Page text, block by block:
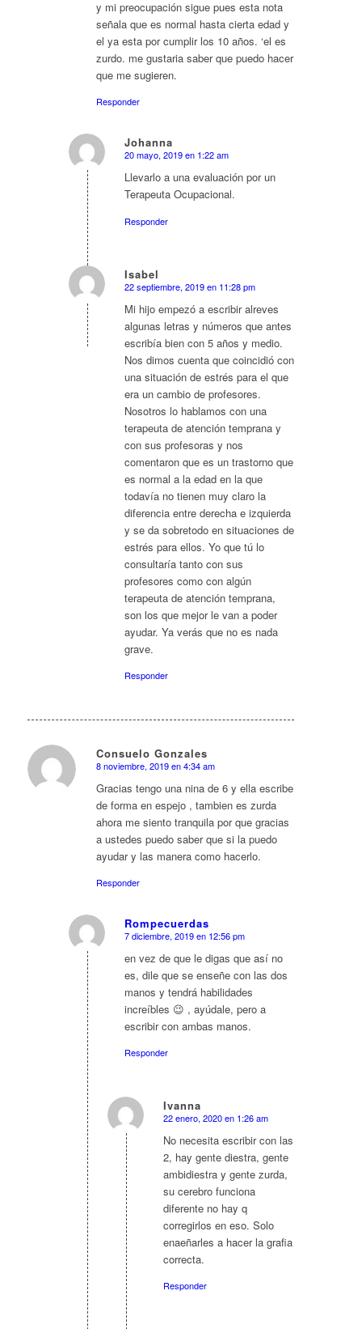
y mi preocupación sigue pues esta nota
señala que es normal hasta cierta edad y
el ya esta por cumplir los 10 años. ‘el es
zurdo. me gustaria saber que puedo hacer
que me sugieren.
Responder
Johanna
Dice:
20 mayo, 2019 en 1:22 am
Llevarlo a una evaluación por un
Terapeuta Ocupacional.
Responder
Isabel
Dice:
22 septiembre, 2019 en 11:28 pm
Mi hijo empezó a escribir alreves
algunas letras y números que antes
escribía bien con 5 años y medio.
Nos dimos cuenta que coincidió con
una situación de estrés para el que
era un cambio de profesores.
Nosotros lo hablamos con una
terapeuta de atención temprana y
con sus profesoras y nos
comentaron que es un trastorno que
es normal a la edad en la que
todavía no tienen muy claro la
diferencia entre derecha e izquierda
y se da sobretodo en situaciones de
estrés para ellos. Yo que tú lo
consultaría tanto con sus
profesores como con algún
terapeuta de atención temprana,
son los que mejor le van a poder
ayudar. Ya verás que no es nada
grave.
Responder
Consuelo Gonzales
Dice:
8 noviembre, 2019 en 4:34 am
Gracias tengo una nina de 6 y ella escribe
de forma en espejo , tambien es zurda
ahora me siento tranquila por que gracias
a ustedes puedo saber que si la puedo
ayudar y las manera como hacerlo.
Responder
Rompecuerdas
Dice:
7 diciembre, 2019 en 12:56 pm
en vez de que le digas que así no
es, dile que se enseñe con las dos
manos y tendrá habilidades
increíbles 😉 , ayúdale, pero a
escribir con ambas manos.
Responder
Ivanna
Dice:
22 enero, 2020 en 1:26 am
No necesita escribir con las
2, hay gente diestra, gente
ambidiestra y gente zurda,
su cerebro funciona
diferente no hay q
corregirlos en eso. Solo
enaeñarles a hacer la grafia
correcta.
Responder